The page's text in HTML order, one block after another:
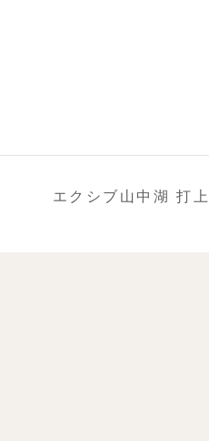
エクシブ山中湖 打